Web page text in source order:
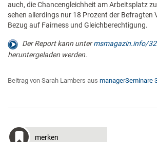
auch, die Chancengleichheit am Arbeitsplatz
sehen allerdings nur 18 Prozent der Befragten
Bezug auf Fairness und Gleichberechtigung.
Der Report kann untermsmagazin.info/
heruntergeladen werden.
Beitrag von Sarah Lambers aus managerSeminare
merken